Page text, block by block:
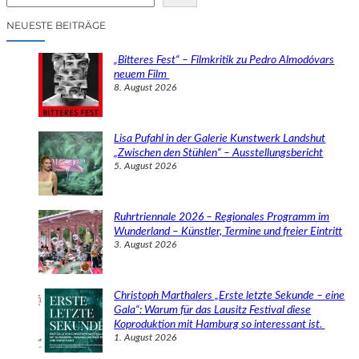
cNEUESTE BEITRÄGE
„Bitteres Fest“ – Filmkritik zu Pedro Almodóvars
neuem Film
8. August 2026
Lisa Pufahl in der Galerie Kunstwerk Landshut
„Zwischen den Stühlen“ – Ausstellungsbericht
5. August 2026
Ruhrtriennale 2026 – Regionales Programm im
Wunderland – Künstler, Termine und freier Eintritt
3. August 2026
Christoph Marthalers „Erste letzte Sekunde – eine
Gala“: Warum für das Lausitz Festival diese
Koproduktion mit Hamburg so interessant ist.
1. August 2026